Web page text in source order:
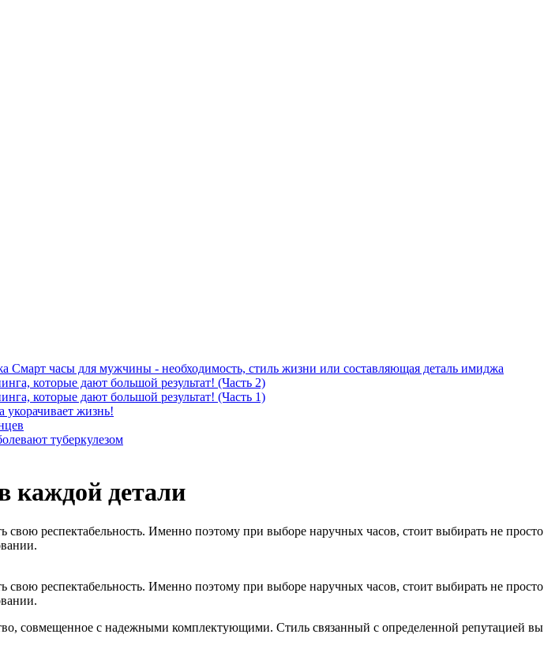
Смарт часы для мужчины - необходимость, стиль жизни или составляющая деталь имиджа
которые дают большой результат! (Часть 2)
которые дают большой результат! (Часть 1)
укорачивает жизнь!
туберкулезом
каждой детали
свою респектабельность. Именно поэтому при выборе наручных часов, стоит выбирать не просто
свою респектабельность. Именно поэтому при выборе наручных часов, стоит выбирать не просто
совмещенное с надежными комплектующими. Стиль связанный с определенной репутацией вы